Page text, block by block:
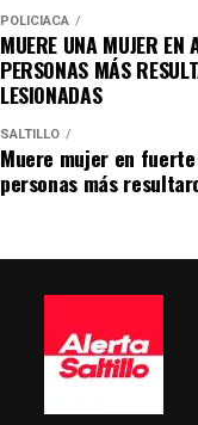
POLICÍACA
MUERE UNA MUJER EN
PERSONAS MÁS
LESIONADAS
SALTILLO
Muere mujer en
personas más